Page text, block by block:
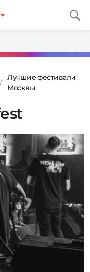
Лучшие фестивали
Москвы